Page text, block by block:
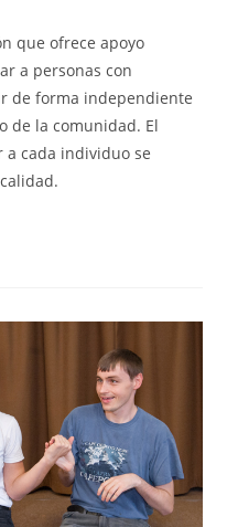
que ofrece apoyo
a personas con
de forma independiente
de la comunidad. El
a cada individuo se